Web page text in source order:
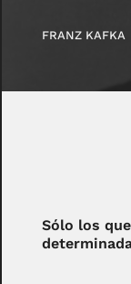
FRANZ KAFKA
Sólo los